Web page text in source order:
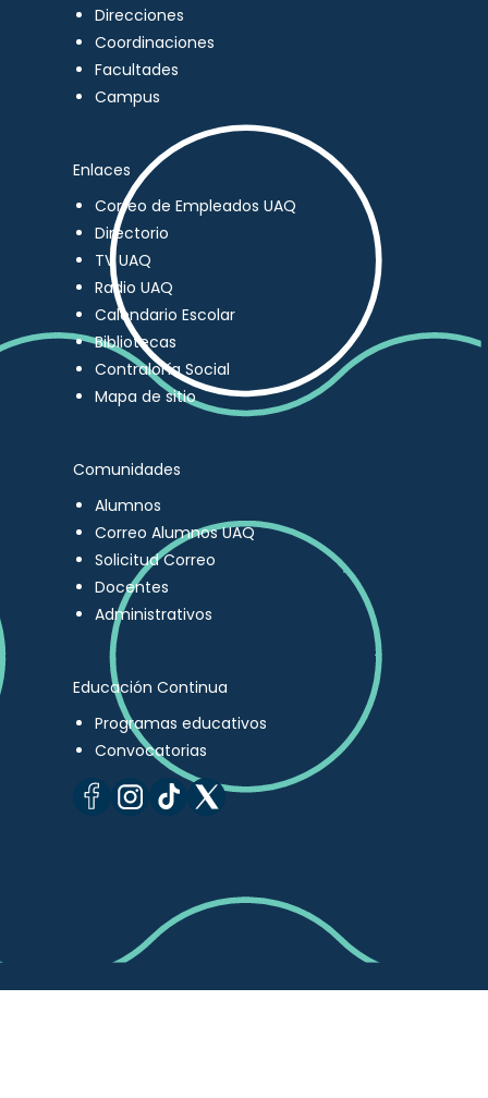
Direcciones
Coordinaciones
Facultades
Campus
Enlaces
Correo de Empleados UAQ
Directorio
TV UAQ
Radio UAQ
Calendario Escolar
Bibliotecas
Contraloría Social
Mapa de sitio
Comunidades
Alumnos
Correo Alumnos UAQ
Solicitud Correo
Docentes
Administrativos
Educación Continua
Programas educativos
Convocatorias